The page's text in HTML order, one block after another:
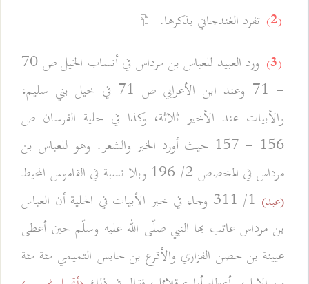
(2) تفرد الغندجاني بذكرها.
(3)
ورد العبيد للعباس بن مرداس في أنساب الخيل ص 70
- 71 وعند ابن الأعرابي ص 71 في خيل بني سليم،
والأبيات عند الأخير ثلاثة، وكذا في حلية الفرسان ص
156 - 157 حيث أورد الخبر والشعر. وهو للعباس بن
مرداس في المخصص 2/ 196 وبلا نسبة في القاموس المحيط
(عبد)
1/ 311 وجاء في خبر الأبيات في الحلية أن العباس
بن مرداس عاتب بها النبي صلّى الله عليه وسلّم حين أعطى
عيينة بن حصن الفزاري والأقرع بن حابس التميمي مئة مئة